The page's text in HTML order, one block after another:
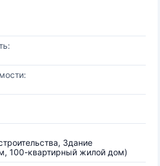
Здание
100-квартирный жилой дом)